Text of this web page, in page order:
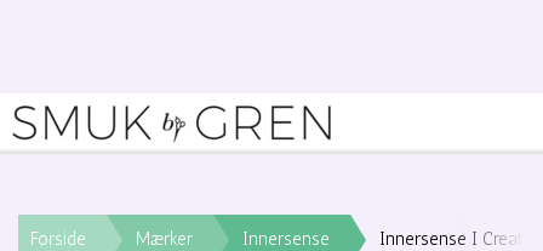
Forside Mærker Innersense Innersense I Create